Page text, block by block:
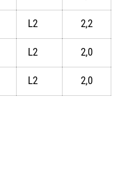
L2 2,2
L2 2,0
L2 2,0